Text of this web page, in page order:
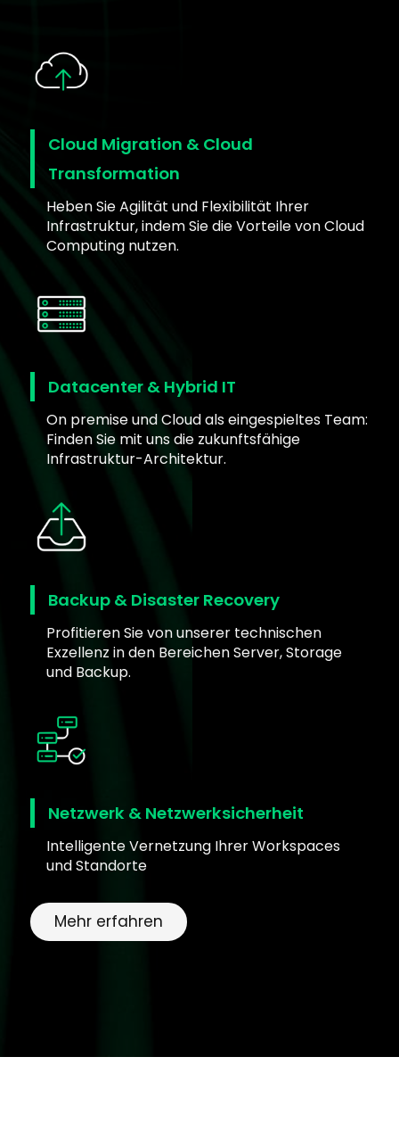
Cloud Migration & Cloud
Transformation
Heben Sie Agilität und Flexibilität Ihrer
Infrastruktur, indem Sie die Vorteile von Cloud
Computing nutzen.
Datacenter & Hybrid IT
On premise und Cloud als eingespieltes Team:
Finden Sie mit uns die zukunftsfähige
Infrastruktur-Architektur.
Backup & Disaster Recovery
Profitieren Sie von unserer technischen
Exzellenz in den Bereichen Server, Storage
und Backup.
Netzwerk & Netzwerksicherheit
Intelligente Vernetzung Ihrer Workspaces
und Standorte
Mehr erfahren